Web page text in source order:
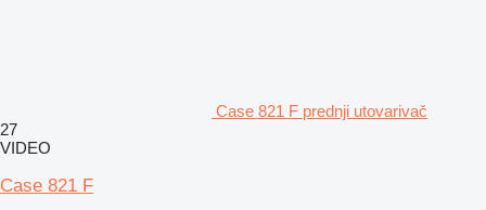
Case 821 F prednji utovarivač
27
VIDEO
Case 821 F